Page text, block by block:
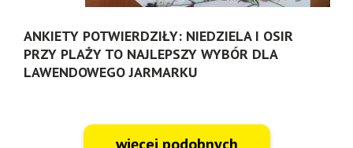
ANKIETY POTWIERDZIŁY: NIEDZIELA I OSIR
PRZY PLAŻY TO NAJLEPSZY WYBÓR DLA
LAWENDOWEGO JARMARKU
więcej podobnych